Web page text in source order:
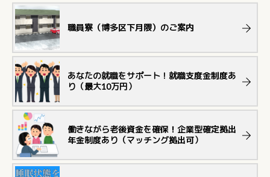
職員寮（博多区下月隈）のご案内
あなたの就職をサポート！就職支度金制度あ
り（最大10万円）
働きながら老後資金を確保！企業型確定拠出
年金制度あり（マッチング拠出可）